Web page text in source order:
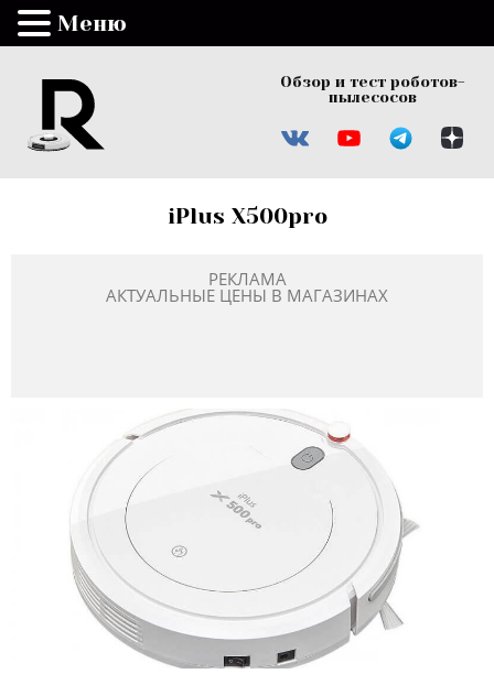
Обзор и тест роботов-
пылесосов
iPlus X500pro
РЕКЛАМА
АКТУАЛЬНЫЕ ЦЕНЫ В МАГАЗИНАХ
Меню